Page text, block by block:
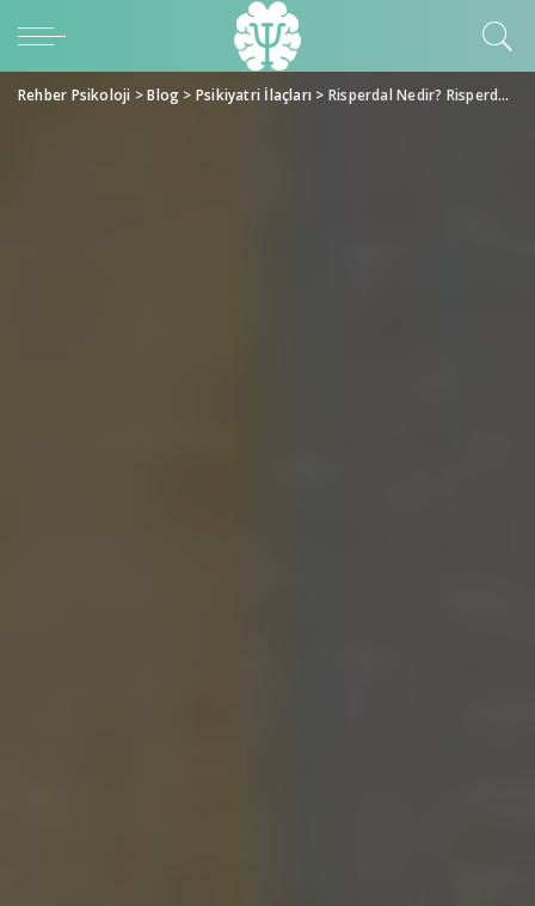
Rehber Psikoloji >Blog > Psikiyatri İlaçları > Risperdal Nedir? Risperdal Yan Etkileri Nelerdir?